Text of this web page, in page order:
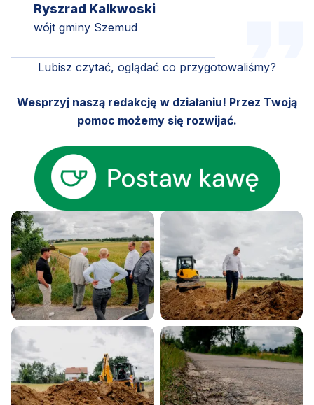
Ryszrad Kalkwoski
wójt gminy Szemud
Lubisz czytać, oglądać co przygotowaliśmy?
Wesprzyj naszą redakcję w działaniu! Przez Twoją
pomoc możemy się rozwijać.